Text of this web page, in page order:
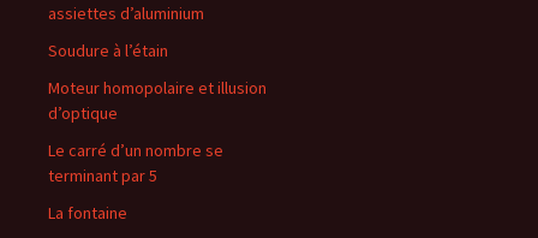
assiettes d’aluminium
Soudure à l’étain
Moteur homopolaire et illusion
d’optique
Le carré d’un nombre se
terminant par 5
La fontaine